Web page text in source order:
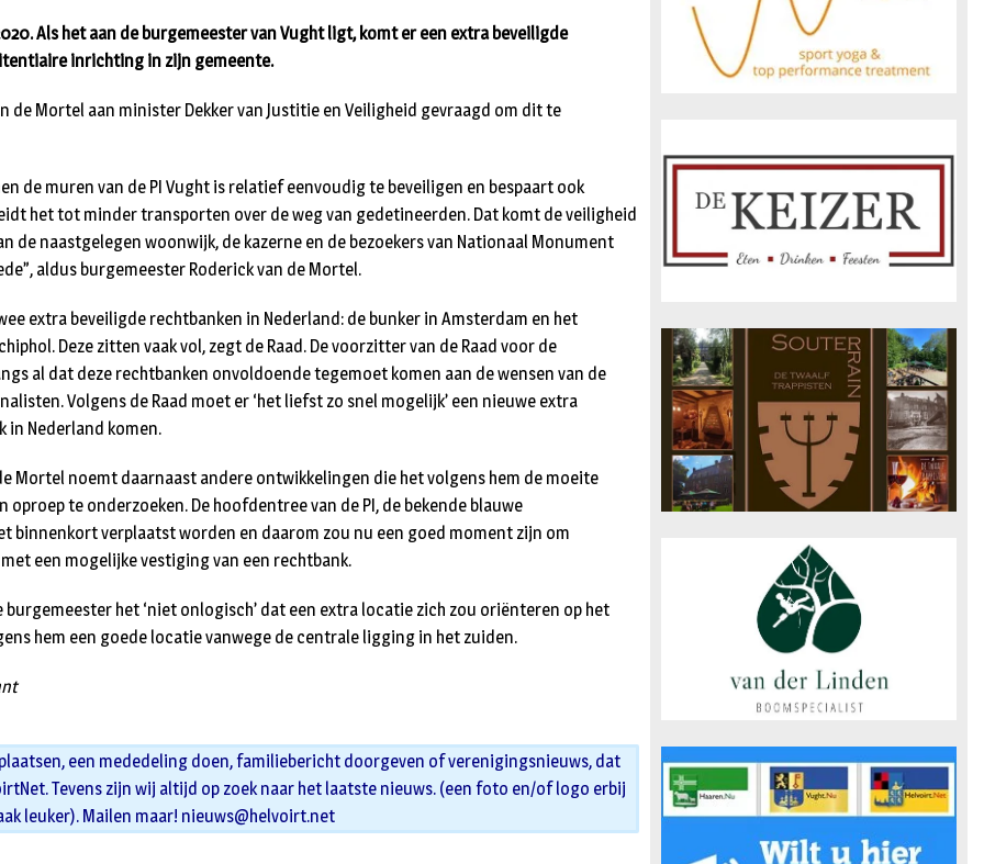
Als het aan de burgemeester van Vught ligt, komt er een extra beveiligde
inrichting in zijn gemeente.
de Mortel aan minister Dekker van Justitie en Veiligheid gevraagd om dit te
de muren van de PI Vught is relatief eenvoudig te beveiligen en bespaart ook
het tot minder transporten over de weg van gedetineerden. Dat komt de veiligheid
de naastgelegen woonwijk, de kazerne en de bezoekers van Nationaal Monument
aldus burgemeester Roderick van de Mortel.
extra beveiligde rechtbanken in Nederland: de bunker in Amsterdam en het
Deze zitten vaak vol, zegt de Raad. De voorzitter van de Raad voor de
al dat deze rechtbanken onvoldoende tegemoet komen aan de wensen van de
Volgens de Raad moet er ‘het liefst zo snel mogelijk’ een nieuwe extra
in Nederland komen.
Mortel noemt daarnaast andere ontwikkelingen die het volgens hem de moeite
oproep te onderzoeken. De hoofdentree van de PI, de bekende blauwe
binnenkort verplaatst worden en daarom zou nu een goed moment zijn om
een mogelijke vestiging van een rechtbank.
burgemeester het ‘niet onlogisch’ dat een extra locatie zich zou oriënteren op het
hem een goede locatie vanwege de centrale ligging in het zuiden.
een mededeling doen, familiebericht doorgeven of verenigingsnieuws, dat
Tevens zijn wij altijd op zoek naar het laatste nieuws. (een foto en/of logo erbij
leuker). Mailen maar! nieuws@helvoirt.net